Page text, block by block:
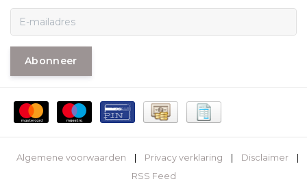
Abonneer
Algemene voorwaarden Privacy verklaring Disclaimer
RSS Feed